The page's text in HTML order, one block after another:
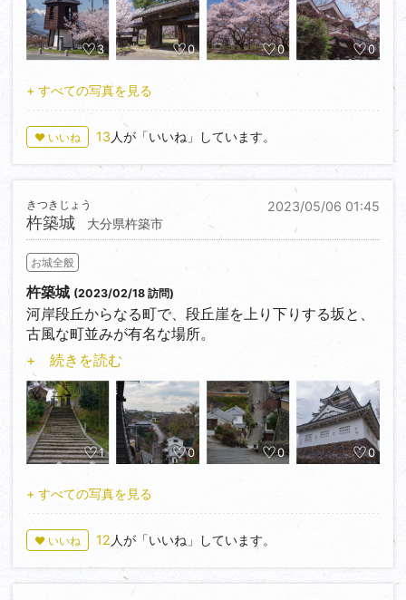
当日はやはり大変な賑わいとなり、高遠閣と桜雲橋は
人が絶えることもなく。それならばと五郎山の白山観
音へ挑戦。
たりすると途中危ない場所が何箇所かある。運が良か
った。
ライトアップも行っているが、地元の人か近隣に宿泊
した人でないと夜間は厳しそう。
3 0 0 0
+ すべての写真を見る
♥ いいね 13 人が「いいね」しています。
2023/05/06 01:45
杵築城
きつきじょう
大分県杵築市
お城全般
杵築城 (2023/02/18 訪問)
河岸段丘からなる町で、段丘崖を上り下りする坂と、
古風な町並みが有名な場所。
城があった場所は、段丘崖の絶壁の縁というかなりイ
ンパクトのある場所。
坂以外にも、八坂川の堤防沿いを歩くと段丘がよく分
かるので楽しい。
+ 続きを読む
1 0 0 0
+ すべての写真を見る
♥ いいね 12 人が「いいね」しています。